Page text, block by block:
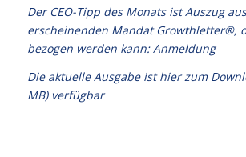
Der CEO-Tipp des Monats ist Auszug
erscheinenden Mandat Growthletter®,
bezogen werden kann:Anmeldung
Die aktuelle Ausgabe isthier zum
MB) verfügbar